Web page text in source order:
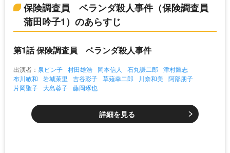
保険調査員 ベランダ殺人事件（保険調査員
蒲田吟子1）のあらすじ
第1話 保険調査員 ベランダ殺人事件
出演者： 泉ピン子 村田雄浩 岡本信人 石丸謙二郎 津村鷹志
布川敏和
岩城茉里 吉谷彩子 草薙幸二郎 川奈和美 阿部朋子
片岡聖子
大島蓉子 藤岡琢也
詳細を見る